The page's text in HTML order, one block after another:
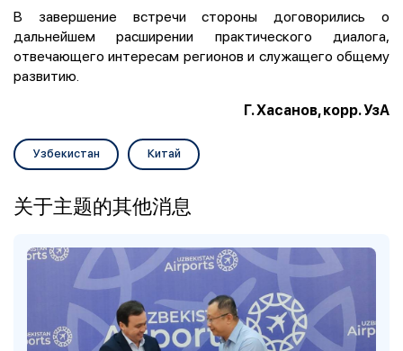
В завершение встречи стороны договорились о
дальнейшем расширении практического диалога,
отвечающего интересам регионов и служащего общему
развитию.
Г. Хасанов, корр. УзА
Узбекистан Китай
关于主题的其他消息